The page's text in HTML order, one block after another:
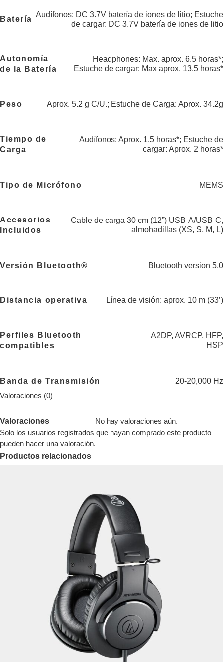
Batería
Audífonos: DC 3.7V batería de iones de litio; Estuche
de cargar: DC 3.7V batería de iones de litio
Autonomía
de la Batería
Headphones: Max. aprox. 6.5 horas*;
Estuche de cargar: Max aprox. 13.5 horas*
Peso Aprox. 5.2 g C/U.; Estuche de Carga: Aprox. 34.2g
Tiempo de
Carga
Audífonos: Aprox. 1.5 horas*; Estuche de
cargar: Aprox. 2 horas*
Tipo de Micrófono MEMS
Accesorios
Incluidos
Cable de carga 30 cm (12”) USB-A/USB-C,
almohadillas (XS, S, M, L)
Versión Bluetooth® Bluetooth version 5.0
Distancia operativa Línea de visión: aprox. 10 m (33’)
Perfiles Bluetooth
compatibles
A2DP, AVRCP, HFP,
HSP
Banda de Transmisión 20-20,000 Hz
Valoraciones (0)
Valoraciones
No hay valoraciones aún.
Solo los usuarios registrados que hayan comprado este producto
pueden hacer una valoración.
Productos relacionados